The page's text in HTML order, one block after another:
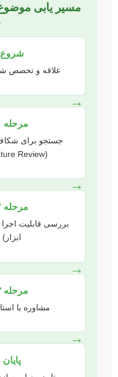
مسیر یابی موضوع
شروع
علاقه و تخصص
→
مرحله ۱
جستجو برای
(Literature Review)
→
مرحله ۲
بررسی قابلیت اجرا
ابزار)
→
مرحله ۳
مشاوره با
→
پایان